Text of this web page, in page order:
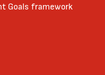
Goals framework